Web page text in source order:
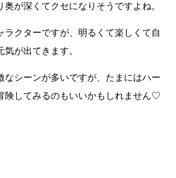
奥が深くてクセになりそうですよね。
ラクターですが、明るくて楽しくて自
が出てきます。
シーンが多いですが、たまにはハー
険してみるのもいいかもしれません♡